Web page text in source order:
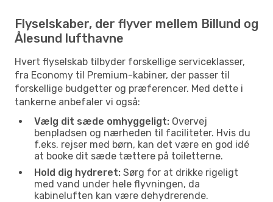
Flyselskaber, der flyver mellem Billund og
Ålesund lufthavne
Hvert flyselskab tilbyder forskellige serviceklasser,
fra Economy til Premium-kabiner, der passer til
forskellige budgetter og præferencer. Med dette i
tankerne anbefaler vi også:
Vælg dit sæde omhyggeligt: Overvej
benpladsen og nærheden til faciliteter. Hvis du
f.eks. rejser med børn, kan det være en god idé
at booke dit sæde tættere på toiletterne.
Hold dig hydreret: Sørg for at drikke rigeligt
med vand under hele flyvningen, da
kabineluften kan være dehydrerende.